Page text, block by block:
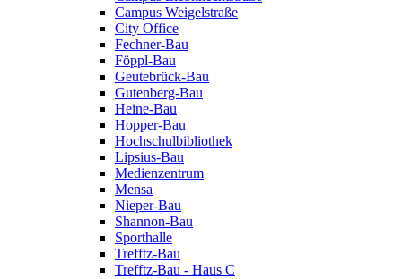
Campus Weigelstraße
City Office
Fechner-Bau
Föppl-Bau
Geutebrück-Bau
Gutenberg-Bau
Heine-Bau
Hopper-Bau
Hochschulbibliothek
Lipsius-Bau
Medienzentrum
Mensa
Nieper-Bau
Shannon-Bau
Sporthalle
Trefftz-Bau
Trefftz-Bau - Haus C